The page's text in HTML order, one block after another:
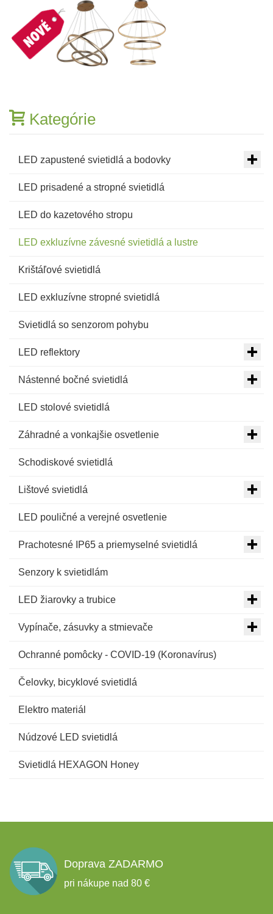
Kategórie
LED zapustené svietidlá a bodovky
LED prisadené a stropné svietidlá
LED do kazetového stropu
LED exkluzívne závesné svietidlá a lustre
Krištáľové svietidlá
LED exkluzívne stropné svietidlá
Svietidlá so senzorom pohybu
LED reflektory
Nástenné bočné svietidlá
LED stolové svietidlá
Záhradné a vonkajšie osvetlenie
Schodiskové svietidlá
Lištové svietidlá
LED pouličné a verejné osvetlenie
Prachotesné IP65 a priemyselné svietidlá
Senzory k svietidlám
LED žiarovky a trubice
Vypínače, zásuvky a stmievače
Ochranné pomôcky - COVID-19 (Koronavírus)
Čelovky, bicyklové svietidlá
Elektro materiál
Núdzové LED svietidlá
Svietidlá HEXAGON Honey
Doprava ZADARMO
pri nákupe nad 80 €